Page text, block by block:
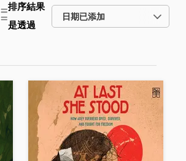
排序結果
是透過